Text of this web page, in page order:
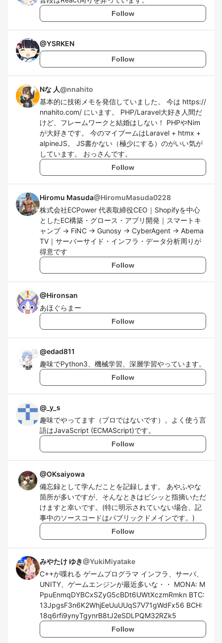
Follow
@YSRKEN
Follow
Nな 人@nnahito
基本的に技術メモを発信していました。 今は https://
nnahito.com/ にいます。 PHP/Laravel大好き人間だ
けど、フレームワークと結婚はしない！ PHPやNim
が大好きです。 今のマイブームはLaravel + htmx +
alpineJS。 JS書かない（極少にする）のがいい気が
しています。 おっさんです。
Follow
Hiromu Masuda@HiromuMasuda0228
株式会社ECPower 代表取締役CEO｜Shopifyを中心
としたEC構築・グロース・アプリ開発｜スマートキ
ャンプ → FiNC → Gunosy → CyberAgent → Abema
TV｜サーバーサイド・インフラ・データ分析周りが
得意です
Follow
@Hironsan
あほぐらまー
Follow
@edad811
趣味でPython3、機械学習、深層学習やっています。
Follow
@ _y_s
趣味でやってます（プロではないです）。よく使う言
語はJavaScript (ECMAScript)です。
Follow
@OKsaiyowa
備忘録として学んだことを記録します。 あやふやな
箇所が多いですが、そんなときはビシッと指摘いただ
けますと幸いです。(特に明示されていない場合、記
事中のソースコードはパブリックドメインです。)
Follow
みやたけ ゆき@YukiMiyatake
C++が喋れる ゲームプログラマ インフラ、サーバ、
UNITY、ゲームエンジンが最近多いな・・ MONA: M
PpuEnmqDYBCxSZyG5cBDt6UWtXczmRmkn BTC:
13JpgsF3n6K2WhjEeUuUUqS7V71gWdFx56 BCH:
18q6rfi9ynyTgynrB8tJ2eSDLPQM32RZk5
Follow